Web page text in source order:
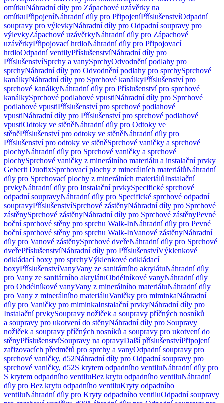
omítkuNáhradní díly pro Zápachové uzávěrky na
omítkuPřipojeníNáhradní díly pro PřipojeníPříslušenstvíOdpadní
soupravy pro výlevkyNáhradní díly pro Odpadní soupravy pro
výlevkyZápachové uzávěrkyNáhradní díly pro Zápachové
uzávěrkyPřipojovací hrdloNáhradní díly pro Připojovací
hrdloOdpadní ventilyPříslušenstvíNáhradní díly pro
PříslušenstvíSprchy a vanySprchyOdvodnění podlahy pro
sprchyNáhradní díly pro Odvodnění podlahy pro sprchySprchové
kanálkyNáhradní díly pro Sprchové kanálkyPříslušenství pro
sprchové kanálkyNáhradní díly pro Příslušenství pro sprchové
kanálkySprchové podlahové vpustiNáhradní díly pro Sprchové
podlahové vpustiPříslušenství pro sprchové podlahové
vpustiNáhradní díly pro Příslušenství pro sprchové podlahové
vpustiOdtoky ve stěněNáhradní díly pro Odtoky ve
stěněPříslušenství pro odtoky ve stěněNáhradní díly pro
Příslušenství pro odtoky ve stěněSprchové vaničky a sprchové
plochyNáhradní díly pro Sprchové vaničky a sprchové
plochySprchové vaničky z minerálního materiálu a instalační prvky
Geberit DuofixSprchovací plochy z minerálních materiálůNáhradní
díly pro Sprchovací plochy z minerálních materiálůInstalační
prvkyNáhradní díly pro Instalační prvkySpecifické sprchové
odpadní soupravyNáhradní díly pro Specifické sprchové odpadní
soupravyPříslušenstvíSprchové zástěnyNáhradní díly pro Sprchové
zástěnySprchové zástěnyNáhradní díly pro Sprchové zástěnyPevné
boční sprchové stěny pro sprchu Walk-InNáhradní díly pro Pevné
boční sprchové stěny pro sprchu Walk-InVanové zástěnyNáhradní
díly pro Vanové zástěnySprchové dveřeNáhradní díly pro Sprchové
dveřePříslušenstvíNáhradní díly pro PříslušenstvíVýklenkové
odkládací boxy pro sprchyVýklenkové odkládací
boxyPříslušenstvíVanyVany ze sanitárního akrylátuNáhradní díly
pro Vany ze sanitárního akrylátuObdélníkové vanyNáhradní díly
pro Obdélníkové vanyVany z minerálního materiáluNáhradní díly
pro Vany z minerálního materiáluVaničky pro miminkaNáhradní
díly pro Vaničky pro miminkaInstalační prvkyNáhradní díly pro
Instalační prvkySoupravy nožiček a soupravy příčných nosníků
a soupravy pro ukotvení do stěnyNáhradní díly pro Soupravy
nožiček a soupravy příčných nosníků a soupravy pro ukotvení do
stěnyPříslušenstvíSoupravy na opravyDalší příslušenstvíPřipojení
zařizovacích předmětů pro sprchy a vanyOdpadní soupravy pro
sprchové vaničky, d52Náhradní díly pro Odpadní soupravy pro
sprchové vaničky, d52S krytem odpadního ventiluNáhradní díly pro
S krytem odpadního ventiluBez krytu odpadního ventiluNáhradní
díly pro Bez krytu odpadního ventiluKryty odpadního
ventiluNáhradní díly pro Kryty odpadního ventiluOdpadní soupravy